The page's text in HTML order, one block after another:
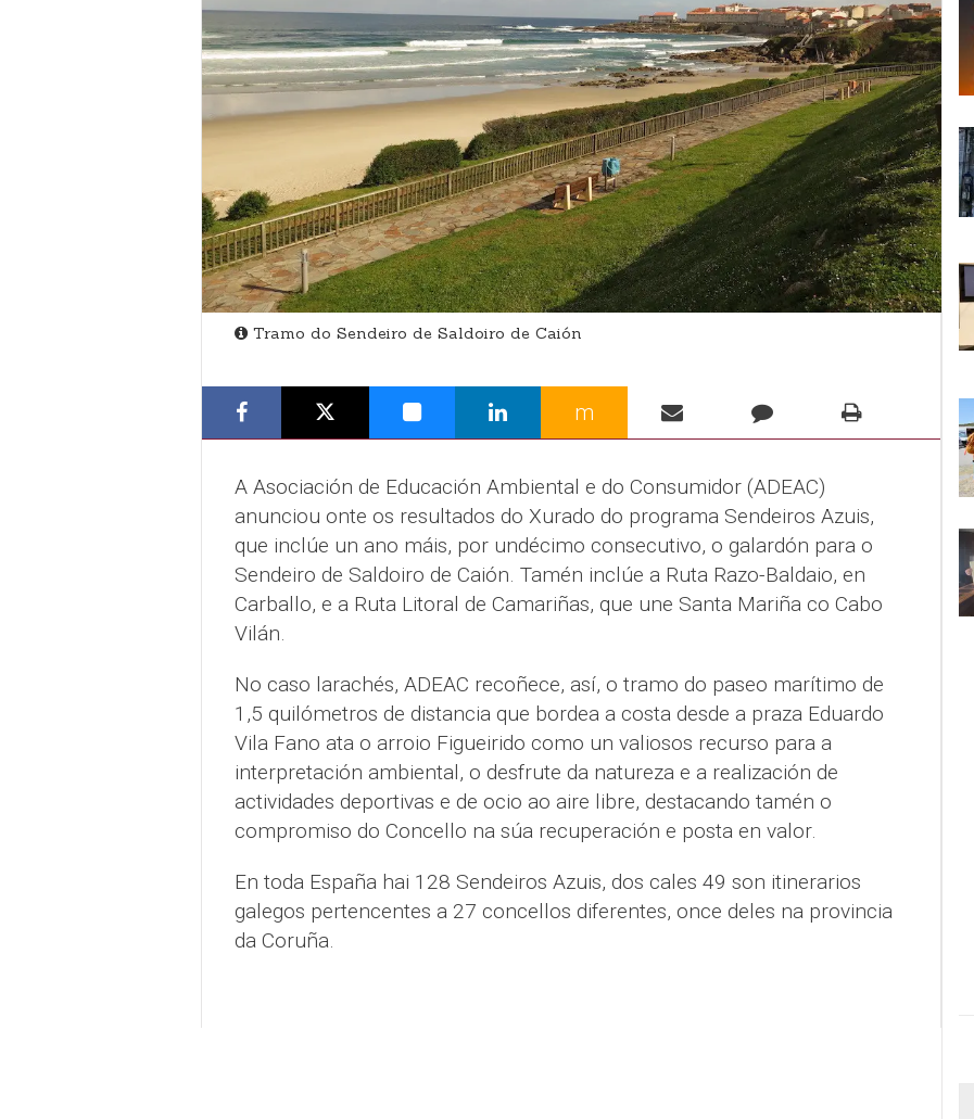
Tramo do Sendeiro de Saldoiro de Caión
m
A Asociación de Educación Ambiental e do Consumidor (ADEAC)
anunciou onte os resultados do Xurado do programa Sendeiros Azuis,
que inclúe un ano máis, por undécimo consecutivo, o galardón para o
Sendeiro de Saldoiro de Caión. Tamén inclúe a Ruta Razo-Baldaio, en
Carballo, e a Ruta Litoral de Camariñas, que une Santa Mariña co Cabo
Vilán.
No caso larachés, ADEAC recoñece, así, o tramo do paseo marítimo de
1,5 quilómetros de distancia que bordea a costa desde a praza Eduardo
Vila Fano ata o arroio Figueirido como un valiosos recurso para a
interpretación ambiental, o desfrute da natureza e a realización de
actividades deportivas e de ocio ao aire libre, destacando tamén o
compromiso do Concello na súa recuperación e posta en valor.
En toda España hai 128 Sendeiros Azuis, dos cales 49 son itinerarios
galegos pertencentes a 27 concellos diferentes, once deles na provincia
da Coruña.